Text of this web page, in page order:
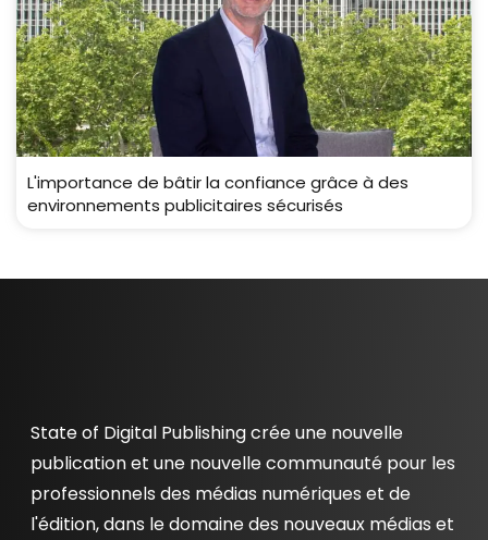
L'importance de bâtir la confiance grâce à des
environnements publicitaires sécurisés
State of Digital Publishing crée une nouvelle
publication et une nouvelle communauté pour les
professionnels des médias numériques et de
l'édition, dans le domaine des nouveaux médias et